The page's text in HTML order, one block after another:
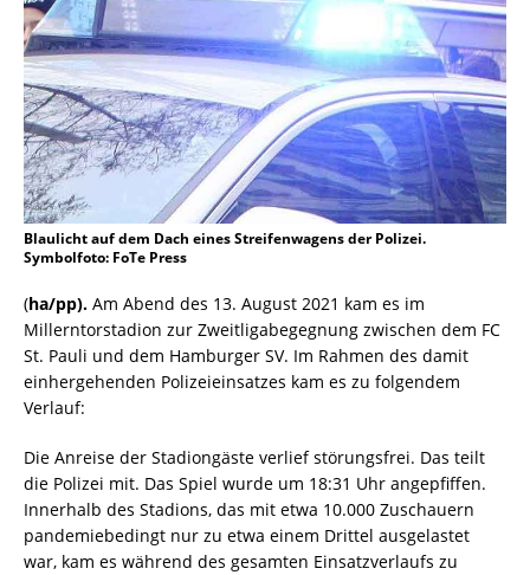
Blaulicht auf dem Dach eines Streifenwagens der Polizei.
Symbolfoto: FoTe Press
(ha/pp). Am Abend des 13. August 2021 kam es im
Millerntorstadion zur Zweitligabegegnung zwischen dem FC
St. Pauli und dem Hamburger SV. Im Rahmen des damit
einhergehenden Polizeieinsatzes kam es zu folgendem
Verlauf:
Die Anreise der Stadiongäste verlief störungsfrei. Das teilt
die Polizei mit. Das Spiel wurde um 18:31 Uhr angepfiffen.
Innerhalb des Stadions, das mit etwa 10.000 Zuschauern
pandemiebedingt nur zu etwa einem Drittel ausgelastet
war, kam es während des gesamten Einsatzverlaufs zu